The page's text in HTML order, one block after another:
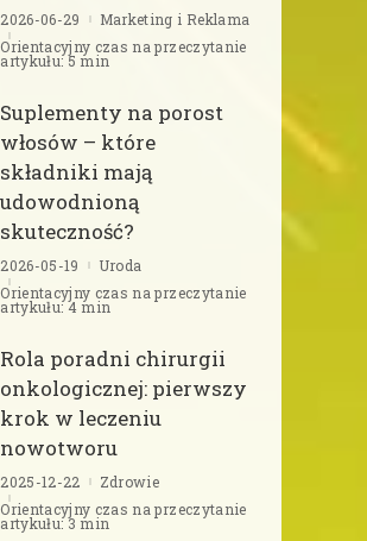
2026-06-29
Marketing i Reklama
Orientacyjny czas na przeczytanie
artykułu: 5 min
Suplementy na porost
włosów – które
składniki mają
udowodnioną
skuteczność?
2026-05-19
Uroda
Orientacyjny czas na przeczytanie
artykułu: 4 min
Rola poradni chirurgii
onkologicznej: pierwszy
krok w leczeniu
nowotworu
2025-12-22
Zdrowie
Orientacyjny czas na przeczytanie
artykułu: 3 min